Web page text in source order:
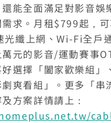
能全面滿足對影音娛
求。月租$799起，
光纖上網、Wi-Fi全戶
元的影音/運動賽事
選擇「闔家歡樂組」
爽看組」。更多「串
方案詳情請上：
訪客查詢帳單繳費
中嘉寬頻會員登入
)
合約尚未符合續約資格